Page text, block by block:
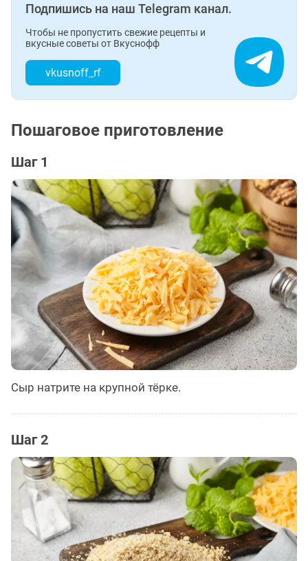
Подпишись на наш Telegram канал.
Чтобы не пропустить свежие рецепты и
вкусные советы от Вкуснофф
vkusnoff_rf
Пошаговое приготовление
Шаг 1
Сыр натрите на крупной тёрке.
Шаг 2